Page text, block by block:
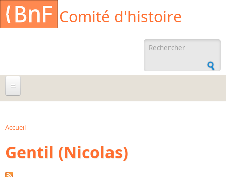
Aller au contenu principal
Comité d'histoire
recherche
À propos
Agenda
Ressources documentaires
Accueil
Gentil (Nicolas)
Cookies management panel